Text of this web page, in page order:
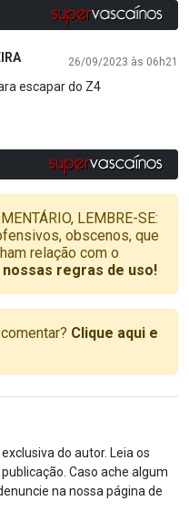
26/09/2023 às 06h21
escapar do Z4
LEMBRE-SE:
obscenos, que
relação com o
regras de uso!
Clique aqui e
do autor. Leia os
Caso ache algum
na nossa página de